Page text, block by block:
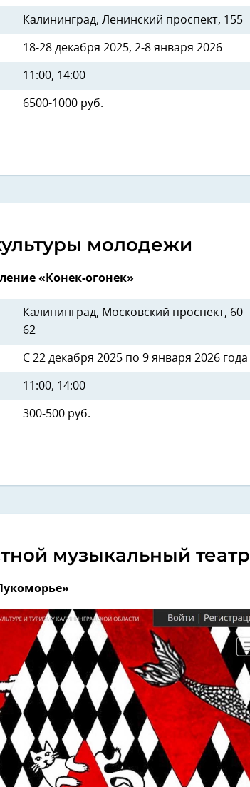
Калининград, Ленинский проспект, 155
18-28 декабря 2025, 2-8 января 2026
11:00, 14:00
6500-1000 руб.
молодежи
«Конек-огонек»
Калининград, Московский проспект, 60-
62
С 22 декабря 2025 по 9 января 2026 года
11:00, 14:00
300-500 руб.
музыкальный театр